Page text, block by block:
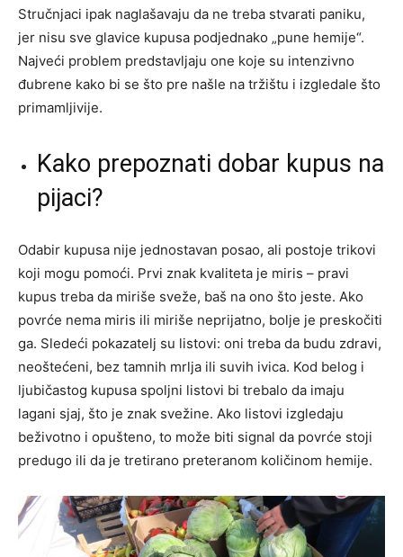
Stručnjaci ipak naglašavaju da ne treba stvarati paniku,
jer nisu sve glavice kupusa podjednako „pune hemije“.
Najveći problem predstavljaju one koje su intenzivno
đubrene kako bi se što pre našle na tržištu i izgledale što
primamljivije.
Kako prepoznati dobar kupus na
pijaci?
Odabir kupusa nije jednostavan posao, ali postoje trikovi
koji mogu pomoći. Prvi znak kvaliteta je miris – pravi
kupus treba da miriše sveže, baš na ono što jeste. Ako
povrće nema miris ili miriše neprijatno, bolje je preskočiti
ga. Sledeći pokazatelj su listovi: oni treba da budu zdravi,
neoštećeni, bez tamnih mrlja ili suvih ivica. Kod belog i
ljubičastog kupusa spoljni listovi bi trebalo da imaju
lagani sjaj, što je znak svežine. Ako listovi izgledaju
beživotno i opušteno, to može biti signal da povrće stoji
predugo ili da je tretirano preteranom količinom hemije.